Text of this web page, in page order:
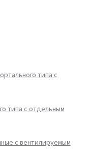
типа с
типа с отдельным
с вентилируемым